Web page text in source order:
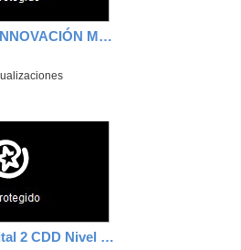
EVIDENCIA 3 INNOVACIÓN METODOLÓGICA
Contenido digital 2 CDD Nivel B Alicia Fdez